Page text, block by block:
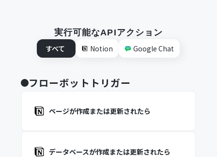
実行可能なAPIアクション
すべて
Notion Google Chat
フローボットトリガー
ページが作成または更新されたら
データベースが作成または更新されたら